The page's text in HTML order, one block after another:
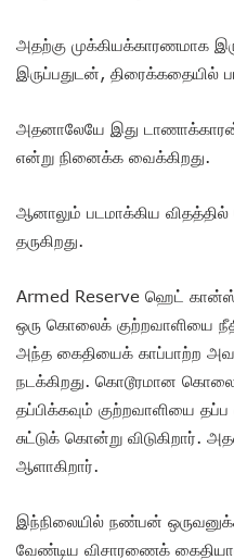
அதற்கு முக்கியக்காரணமாக
இருப்பதுடன், திரைக்கதையில்
அதனாலேயே இது
என்று நினைக்க வைக்கிறது.
ஆனாலும் படமாக்கிய விதத்தில்
தருகிறது.
Armed Reserve ஹெட்
ஒரு கொலைக் குற்றவாளியை
அந்த கைதியைக் காப்பாற்ற
நடக்கிறது. கொடூரமான கொலை
தப்பிக்கவும் குற்றவாளியை
சுட்டுக் கொன்று விடுகிறார்.
ஆளாகிறார்.
இந்நிலையில் நண்பன்
வேண்டிய விசாரணைக்